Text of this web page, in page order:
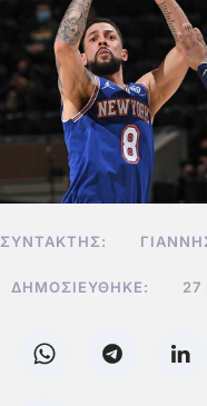
ΣΥΝΤΆΚΤΗΣ:
ΔΗΜΟΣΙΕΎΘΗΚΕ: 27